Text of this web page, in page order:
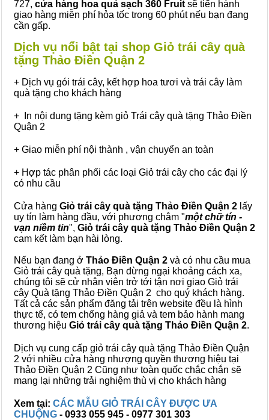
727, cửa hàng hoa quả sạch 360 Fruit sẽ tiến hành
giao hàng miễn phí hỏa tốc trong 60 phút nếu bạn đang
cần gấp.
Dịch vụ nổi bật tại shop Giỏ trái cây quà
tặng Thảo Điền Quận 2
+ Dịch vụ gói trái cây, kết hợp hoa tươi và trái cây làm
quà tặng cho khách hàng
+ In nội dung tặng kèm giỏ Trái cây quà tặng Thảo Điền
Quận 2
+ Giao miễn phí nội thành , vận chuyển an toàn
+ Hợp tác phân phối các loại Giỏ trái cây cho các đại lý
có nhu cầu
Cửa hàng Giỏ trái cây quà tặng Thảo Điền Quận 2 lấy
uy tín làm hàng đầu, với phương châm "một chữ tín -
vạn niềm tin", Giỏ trái cây quà tặng Thảo Điền Quận 2
cam kết làm bạn hài lòng.
Nếu bạn đang ở Thảo Điền Quận 2 và có nhu cầu mua
Giỏ trái cây quà tặng, Bạn đừng ngại khoảng cách xa,
chúng tôi sẽ cử nhân viên trở tới tận nơi giao Giỏ trái
cây Quà tặng Thảo Điền Quận 2 cho quý khách hàng.
Tất cả các sản phẩm đăng tải trên website đều là hình
thực tế, có tem chống hàng giả và tem bảo hành mang
thương hiệu Giỏ trái cây quà tặng Thảo Điền Quận 2.
Dịch vụ cung cấp giỏ trái cây quà tặng Thảo Điền Quận
2 với nhiều cửa hàng nhượng quyền thương hiệu tại
Thảo Điền Quận 2 Cũng như toàn quốc chắc chắn sẽ
mang lại những trải nghiệm thù vị cho khách hàng
Xem tại: CÁC MẪU GIỎ TRÁI CÂY ĐƯỢC ƯA
CHUỘNG - 0933 055 945 - 0977 301 303